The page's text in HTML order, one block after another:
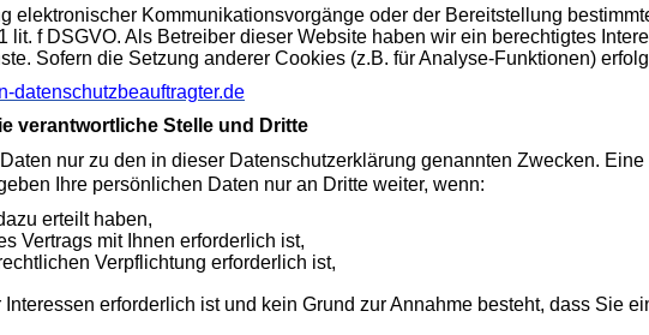
elektronischer Kommunikationsvorgänge oder der Bereitstellung
lit. f DSGVO. Als Betreiber dieser Website haben wir ein berechtigtes
Sofern die Setzung anderer Cookies (z.B. für Analyse-Funktionen)
datenschutzbeauftragter.de
verantwortliche Stelle und Dritte
nur zu den in dieser Datenschutzerklärung genannten Zwecken.
Ihre persönlichen Daten nur an Dritte weiter, wenn:
erteilt haben,
Vertrags mit Ihnen erforderlich ist,
Verpflichtung erforderlich ist,
erforderlich ist und kein Grund zur Annahme besteht, dass Sie